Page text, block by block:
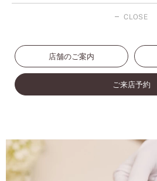
CLOSE
店舗のご案内
ご来店予約